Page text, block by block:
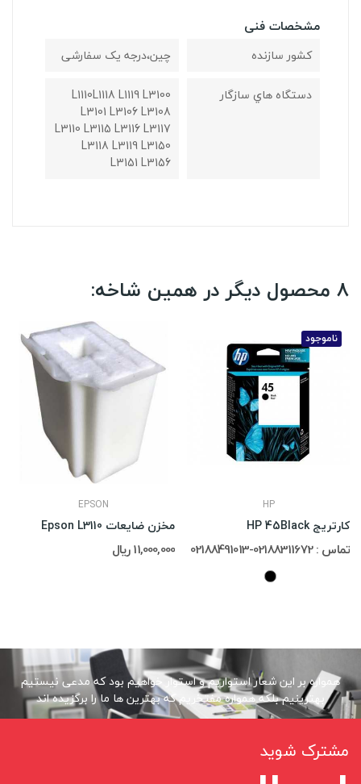
مشخصات فنی
کشور سازنده
چین،درجه یک سفارشی
دستگاه هاي سازگار
L1110L1118 L1119 L3100
L3101 L3106 L3108
L3110 L3115 L3116 L3117
L3118 L3119 L3150
L3151 L3156
8 محصول دیگر در همین شاخه:
EPSON
مخزن ضایعات Epson L3110
11,000,000 ریال
ناموجود
HP
کارتریج HP 45Black
تماس : 02188311672-02188491013
همواره بر این شعار استواریم و استوار خواهیم بود که مدعی نیستیم
بهترینیم بلکه همواره مفتخریم که بهترین ها ما را برگزیده اند
مشترک شوید